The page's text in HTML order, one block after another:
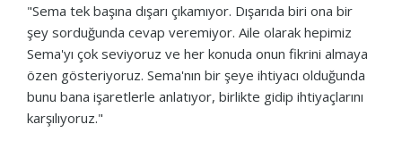
"Sema tek başına dışarı çıkamıyor. Dışarıda biri ona bir
şey sorduğunda cevap veremiyor. Aile olarak hepimiz
Sema'yı çok seviyoruz ve her konuda onun fikrini almaya
özen gösteriyoruz. Sema'nın bir şeye ihtiyacı olduğunda
bunu bana işaretlerle anlatıyor, birlikte gidip ihtiyaçlarını
karşılıyoruz."